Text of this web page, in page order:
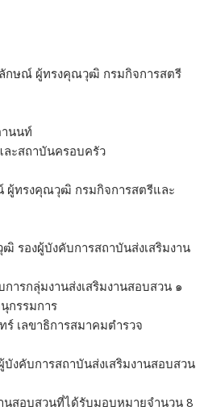
กษณ์ ผู้ทรงคุณวุฒิ กรมกิจการสตรี
านนท์
ะสถาบันครอบครัว
ผู้ทรงคุณวุฒิ กรมกิจการสตรีและ
รองผู้บังคับการสถาบันส่งเสริมงาน
ารกลุ่มงานส่งเสริมงานสอบสวน ๑
กรรมการ
เลขาธิการสมาคมตำรวจ
งคับการสถาบันส่งเสริมงานสอบสวน
นสอบสวนที่ได้รับมอบหมายจำนวน 8